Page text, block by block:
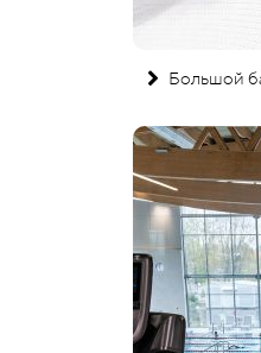
Большой